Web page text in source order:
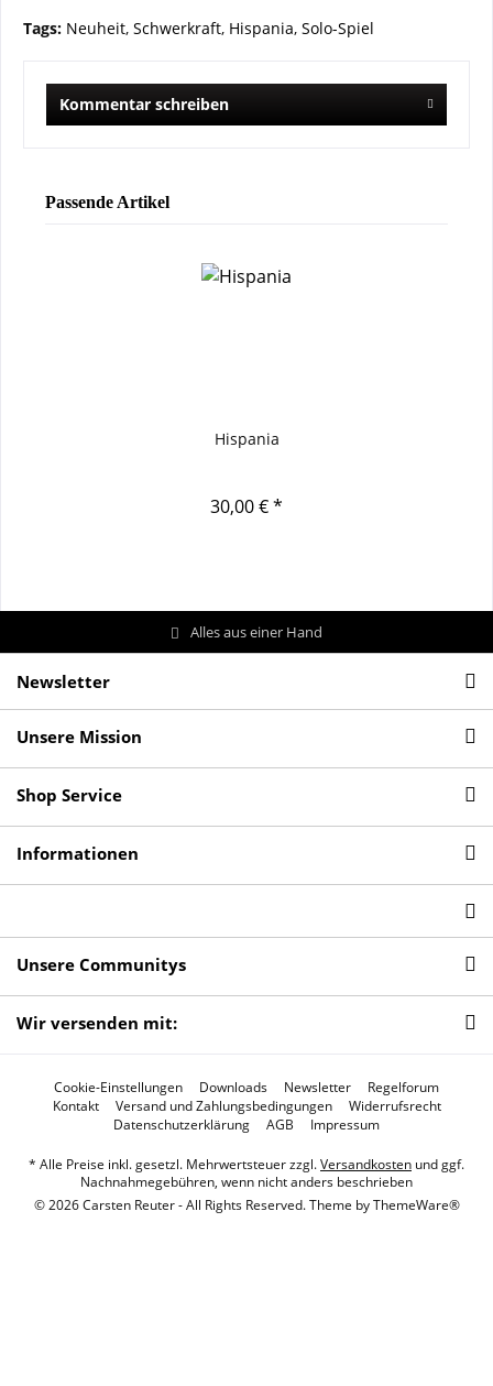
Tags: Neuheit, Schwerkraft, Hispania, Solo-Spiel
Kommentar schreiben
Passende Artikel
Hispania
30,00 € *
Alles aus einer Hand
Newsletter
Unsere Mission
Shop Service
Informationen
Unsere Communitys
Wir versenden mit:
Cookie-Einstellungen Downloads Newsletter
Regelforum
Kontakt
Versand und Zahlungsbedingungen
Widerrufsrecht
Datenschutzerklärung
AGB Impressum
* Alle Preise inkl. gesetzl. Mehrwertsteuer zzgl.Versandkosten und ggf.
Nachnahmegebühren, wenn nicht anders beschrieben
© 2026 Carsten Reuter - All Rights Reserved. Theme byThemeWare®